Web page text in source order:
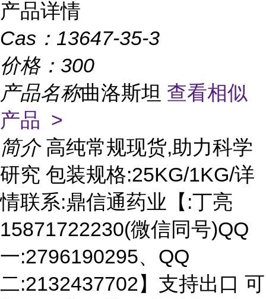
产品详情
Cas： 13647-35-3
价格： 300
产品名称曲洛斯坦 查看相似
产品 >
简介 高纯常规现货,助力科学
研究 包装规格:25KG/1KG/详
情联系:鼎信通药业【:丁亮
15871722230(微信同号)QQ
一:2796190295、QQ
二:2132437702】支持出口 可